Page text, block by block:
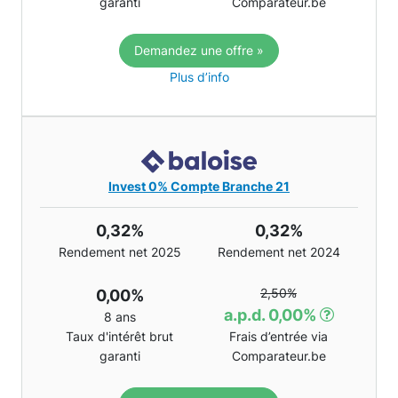
Demandez une offre »
Plus d’info
Invest 0% Compte Branche 21
0,32%
Rendement net 2025
0,32%
Rendement net 2024
0,00%
8 ans
Taux d'intérêt brut
garanti
2,50%
a.p.d. 0,00%
Frais d’entrée via
Comparateur.be